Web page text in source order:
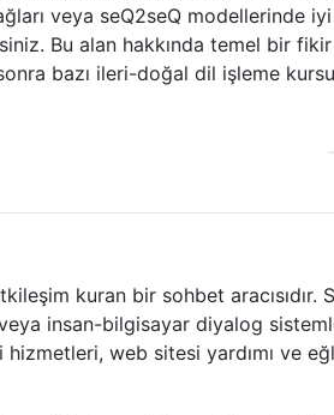
veya seQ2seQ modellerinde iyi
Bu alan hakkında temel bir
bazı ileri-doğal dil işleme
kuran bir sohbet aracısıdır.
insan-bilgisayar diyalog
web sitesi yardımı ve